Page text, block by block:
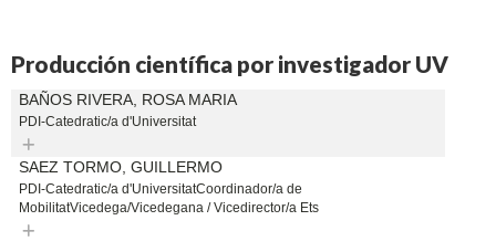
Producción científica por investigador UV
BAÑOS RIVERA, ROSA MARIA
PDI-Catedratic/a d'Universitat
Expandir
SAEZ TORMO, GUILLERMO
PDI-Catedratic/a d'UniversitatCoordinador/a de
MobilitatVicedega/Vicedegana / Vicedirector/a Ets
Expandir